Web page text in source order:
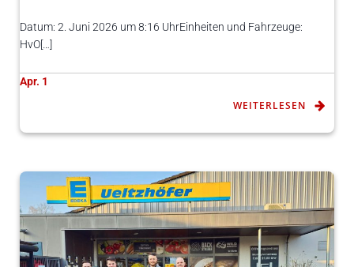
Datum: 2. Juni 2026 um 8:16 UhrEinheiten und Fahrzeuge:
HvO[…]
Apr. 1
WEITERLESEN